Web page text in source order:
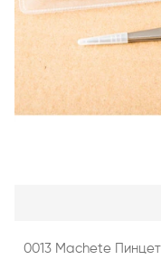
0013 Machete